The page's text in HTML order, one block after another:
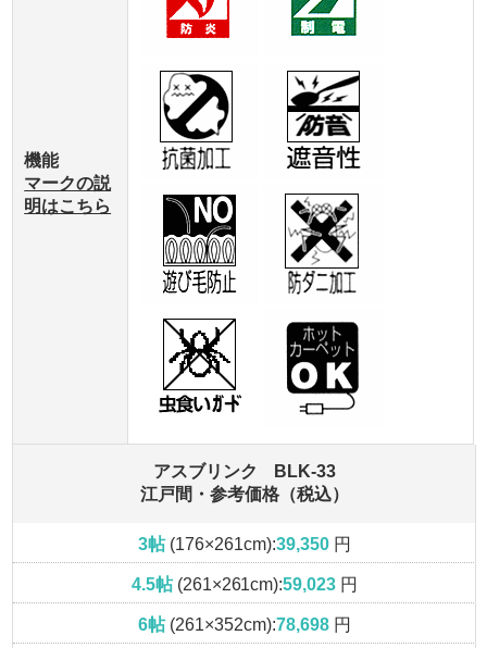
機能
マークの説
明はこちら
アスブリンク BLK-33
江戸間・参考価格（税込）
3帖(176×261cm):39,350円
4.5帖(261×261cm):59,023 円
6帖(261×352cm):78,698円